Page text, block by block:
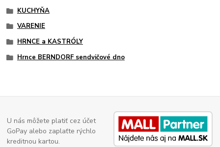
KUCHYŇA
VARENIE
HRNCE a KASTRÓLY
Hrnce BERNDORF sendvičové dno
U nás môžete platiť cez účet
GoPay alebo zaplaťte rýchlo
kreditnou kartou.